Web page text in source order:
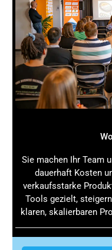
zukunftssicher.
Der Prozess umfasst
automatisierte
Optimierung und die
Vorteile liegen klar auf
höhere Nutzerbindung,
Marketing-Strategie.
Starte jetzt mit den
Nutze SEO- und
Funktionalität.
Analysiere deine
Suchintention.
Optimiere deine
dynamisch.
Sie machen Ihr Team
dauerhaft Kosten
verkaufsstarke
Tools gezielt,
klaren, skalierbaren